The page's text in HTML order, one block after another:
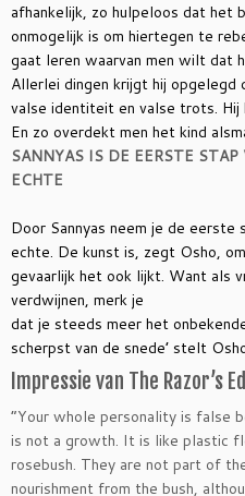
afhankelijk, zo hulpeloos dat het
onmogelijk is om hiertegen te
gaat leren waarvan men wilt dat
Allerlei dingen krijgt hij opgelegd
valse identiteit en valse trots.
En zo overdekt men het kind
SANNYAS IS DE EERSTE
ECHTE
Door Sannyas neem je de eerste
echte. De kunst is, zegt Osho,
gevaarlijk het ook lijkt. Want als
verdwijnen, merk je
dat je steeds meer het
scherpst van de snede’ stelt
Impressie van The Razor’s
“Your whole personality is false
is not a growth. It is like plastic
rosebush. They are not part of
nourishment from the bush,